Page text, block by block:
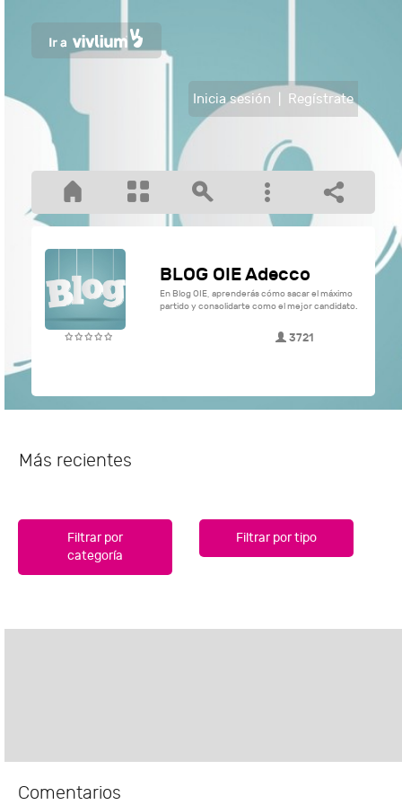
Inicia sesión Regístrate
BLOG OIE Adecco
En Blog OIE, aprenderás cómo sacar el máximo
partido y consolidarte como el mejor candidato.
3721
Más recientes
Filtrar por
categoría
Filtrar por tipo
Comentarios